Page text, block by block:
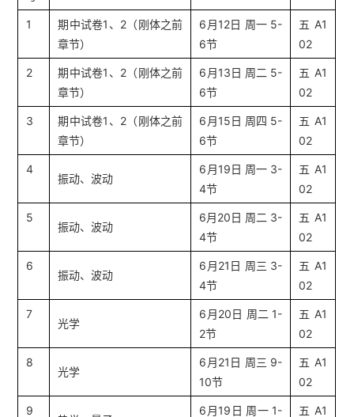
1
期中试卷1、2（刚体之前
章节）
6月12日 周一 5-
6节
五A1
02
2
期中试卷1、2（刚体之前
章节）
6月13日 周二 5-
6节
五A1
02
3
期中试卷1、2（刚体之前
章节）
6月15日 周四 5-
6节
五A1
02
4
振动、波动
6月19日 周一 3-
4节
五A1
02
5
振动、波动
6月20日 周二 3-
4节
五A1
02
6
振动、波动
6月21日 周三 3-
4节
五A1
02
7
光学
6月20日 周二 1-
2节
五A1
02
8
光学
6月21日 周三 9-
10节
五A1
02
9
6月19日 周一 1-
五A1